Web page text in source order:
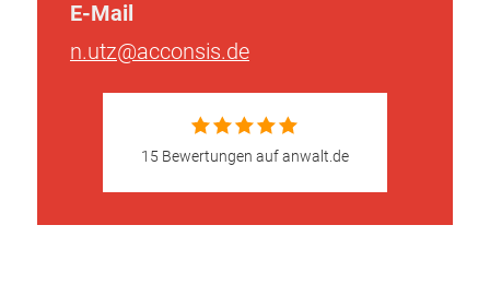
E-Mail
n.utz@acconsis.de
15 Bewertungen auf anwalt.de